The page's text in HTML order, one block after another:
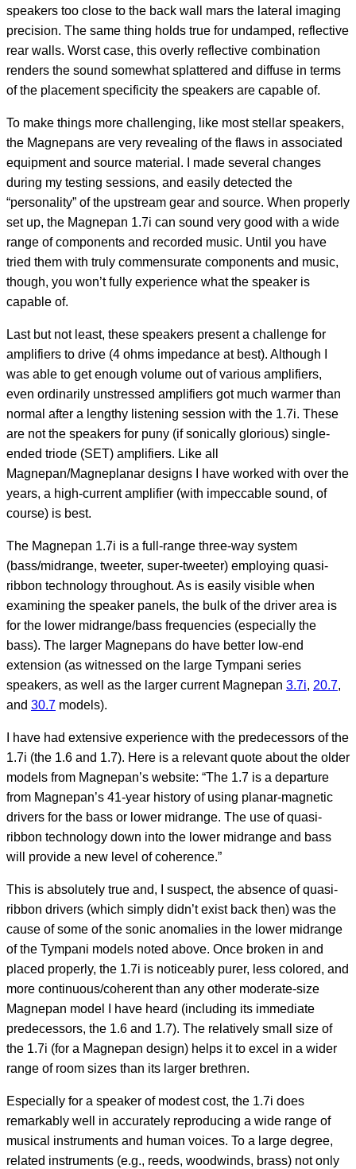
speakers too close to the back wall mars the lateral imaging
precision. The same thing holds true for undamped, reflective
rear walls. Worst case, this overly reflective combination
renders the sound somewhat splattered and diffuse in terms
of the placement specificity the speakers are capable of.
To make things more challenging, like most stellar speakers,
the Magnepans are very revealing of the flaws in associated
equipment and source material. I made several changes
during my testing sessions, and easily detected the
“personality” of the upstream gear and source. When properly
set up, the Magnepan 1.7i can sound very good with a wide
range of components and recorded music. Until you have
tried them with truly commensurate components and music,
though, you won’t fully experience what the speaker is
capable of.
Last but not least, these speakers present a challenge for
amplifiers to drive (4 ohms impedance at best). Although I
was able to get enough volume out of various amplifiers,
even ordinarily unstressed amplifiers got much warmer than
normal after a lengthy listening session with the 1.7i. These
are not the speakers for puny (if sonically glorious) single-
ended triode (SET) amplifiers. Like all
Magnepan/Magneplanar designs I have worked with over the
years, a high-current amplifier (with impeccable sound, of
course) is best.
The Magnepan 1.7i is a full-range three-way system
(bass/midrange, tweeter, super-tweeter) employing quasi-
ribbon technology throughout. As is easily visible when
examining the speaker panels, the bulk of the driver area is
for the lower midrange/bass frequencies (especially the
bass). The larger Magnepans do have better low-end
extension (as witnessed on the large Tympani series
speakers, as well as the larger current Magnepan 3.7i, 20.7,
and 30.7 models).
I have had extensive experience with the predecessors of the
1.7i (the 1.6 and 1.7). Here is a relevant quote about the older
models from Magnepan’s website: “The 1.7 is a departure
from Magnepan’s 41-year history of using planar-magnetic
drivers for the bass or lower midrange. The use of quasi-
ribbon technology down into the lower midrange and bass
will provide a new level of coherence.”
This is absolutely true and, I suspect, the absence of quasi-
ribbon drivers (which simply didn’t exist back then) was the
cause of some of the sonic anomalies in the lower midrange
of the Tympani models noted above. Once broken in and
placed properly, the 1.7i is noticeably purer, less colored, and
more continuous/coherent than any other moderate-size
Magnepan model I have heard (including its immediate
predecessors, the 1.6 and 1.7). The relatively small size of
the 1.7i (for a Magnepan design) helps it to excel in a wider
range of room sizes than its larger brethren.
Especially for a speaker of modest cost, the 1.7i does
remarkably well in accurately reproducing a wide range of
musical instruments and human voices. To a large degree,
related instruments (e.g., reeds, woodwinds, brass) not only